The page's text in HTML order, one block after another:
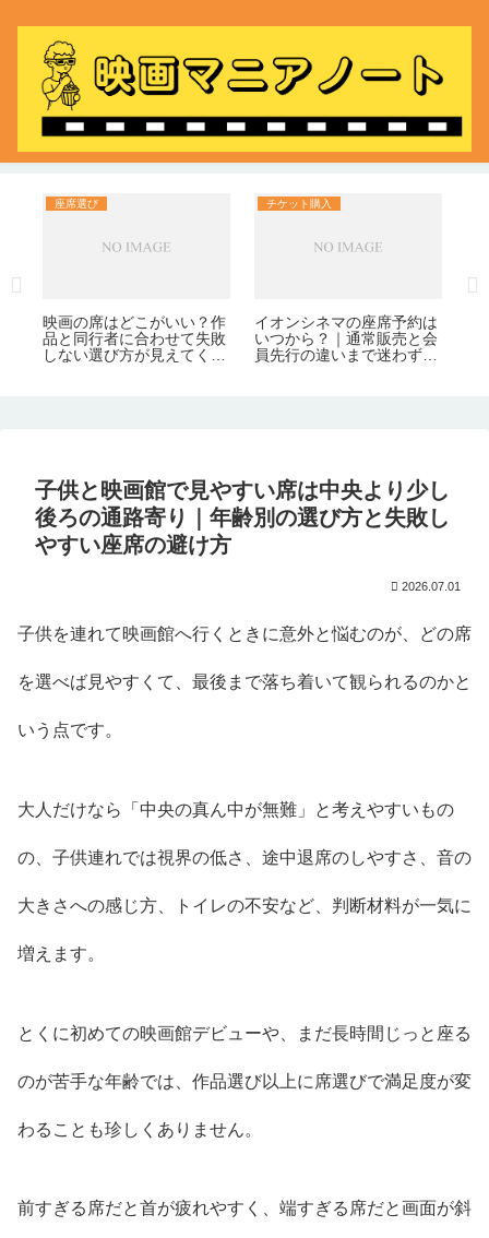
座席選び
映画の席はどこがいい？作
品と同行者に合わせて失敗
しない選び方が見えてく
チケット購入
イオンシネマの座席予約は
いつから？｜通常販売と会
員先行の違いまで迷わずわ
子供と映画館で見やすい席は中央より少し
後ろの通路寄り｜年齢別の選び方と失敗し
やすい座席の避け方
2026.07.01
子供を連れて映画館へ行くときに意外と悩むのが、どの席
を選べば見やすくて、最後まで落ち着いて観られるのかと
いう点です。
大人だけなら「中央の真ん中が無難」と考えやすいもの
の、子供連れでは視界の低さ、途中退席のしやすさ、音の
大きさへの感じ方、トイレの不安など、判断材料が一気に
増えます。
とくに初めての映画館デビューや、まだ長時間じっと座る
のが苦手な年齢では、作品選び以上に席選びで満足度が変
わることも珍しくありません。
前すぎる席だと首が疲れやすく、端すぎる席だと画面が斜